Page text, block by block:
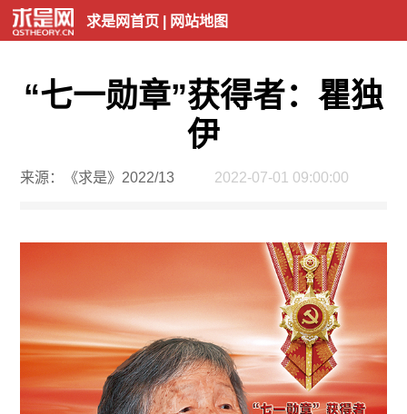
求是网首页| 网站地图
“七一勋章”获得者：瞿独
伊
来源：《求是》2022/13 2022-07-01 09:00:00